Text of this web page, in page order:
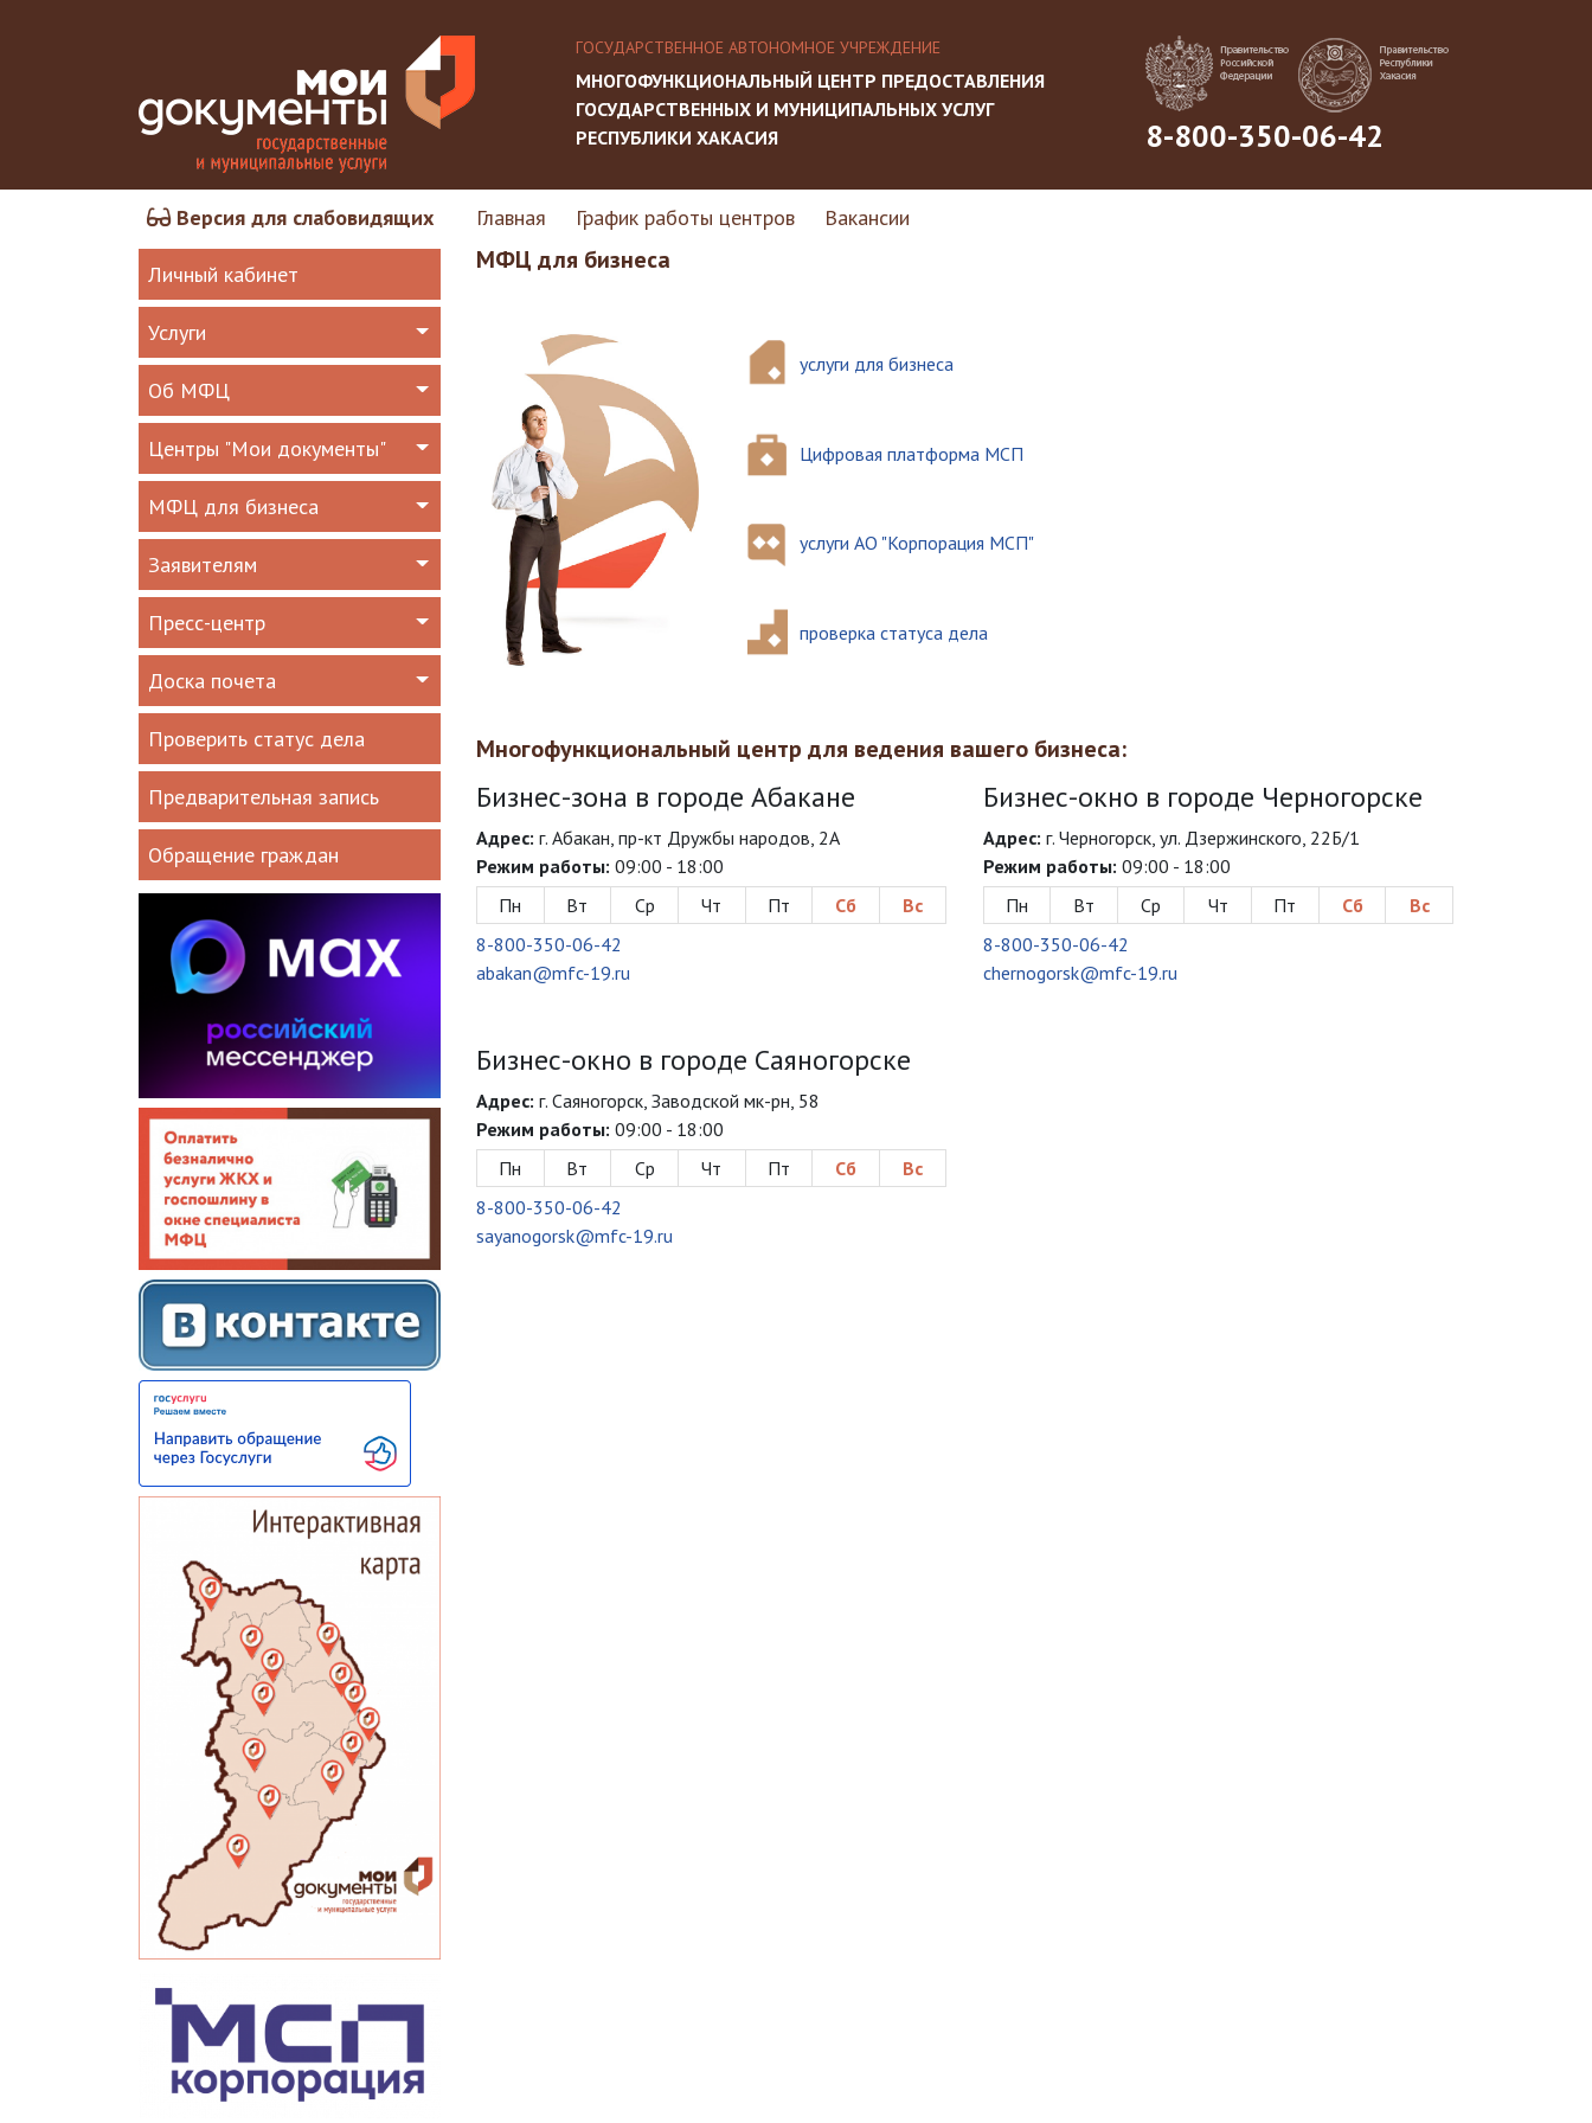
ГОСУДАРСТВЕННОЕ АВТОНОМНОЕ УЧРЕЖДЕНИЕ
МНОГОФУНКЦИОНАЛЬНЫЙ ЦЕНТР ПРЕДОСТАВЛЕНИЯ
ГОСУДАРСТВЕННЫХ И МУНИЦИПАЛЬНЫХ УСЛУГ
РЕСПУБЛИКИ ХАКАСИЯ
8-800-350-06-42
Версия для слабовидящих Главная График работы центров Вакансии
Личный кабинет
Услуги
Об МФЦ
Центры "Мои документы"
МФЦ для бизнеса
Заявителям
Пресс-центр
Доска почета
Проверить статус дела
Предварительная запись
Обращение граждан
МФЦ для бизнеса
услуги для бизнеса
Цифровая платформа МСП
услуги АО "Корпорация МСП"
проверка статуса дела
Многофункциональный центр для ведения вашего бизнеса:
Бизнес-зона в городе Абакане
Адрес: г. Абакан, пр-кт Дружбы народов, 2А
Режим работы: 09:00 - 18:00
Пн
Вт Ср Чт Пт Сб
Вс
8-800-350-06-42
abakan@mfc-19.ru
Бизнес-окно в городе Черногорске
Адрес: г. Черногорск, ул. Дзержинского, 22Б/1
Режим работы: 09:00 - 18:00
Пн
Вт Ср Чт Пт Сб
Вс
8-800-350-06-42
chernogorsk@mfc-19.ru
Бизнес-окно в городе Саяногорске
Адрес: г. Саяногорск, Заводской мк-рн, 58
Режим работы: 09:00 - 18:00
Пн
Вт Ср Чт Пт Сб
Вс
8-800-350-06-42
sayanogorsk@mfc-19.ru